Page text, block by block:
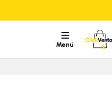
Menú